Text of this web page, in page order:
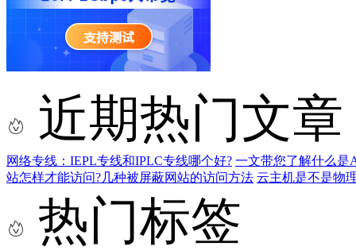
近期热门文章
网络专线：IEPL专线和IPLC专线哪个好? 一文带您了解什么是
站怎样才能访问?几种被屏蔽网站的访问方法 云主机是不是物
热门标签